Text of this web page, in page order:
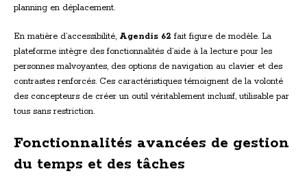
planning en déplacement.
En matière d’accessibilité, Agendis 62 fait figure de modèle. La
plateforme intègre des fonctionnalités d’aide à la lecture pour les
personnes malvoyantes, des options de navigation au clavier et des
contrastes renforcés. Ces caractéristiques témoignent de la volonté
des concepteurs de créer un outil véritablement inclusif, utilisable par
tous sans restriction.
Fonctionnalités avancées de gestion
du temps et des tâches